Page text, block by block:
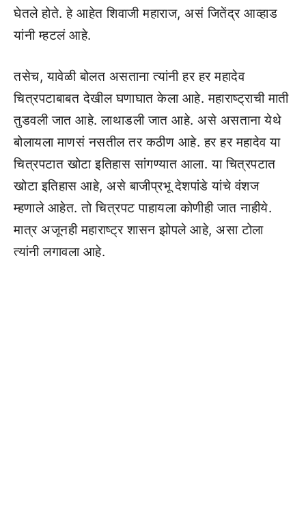
घेतले होते. हे आहेत शिवाजी महाराज, असं जितेंद्र आव्हाड
यांनी म्हटलं आहे.
तसेच, यावेळी बोलत असताना त्यांनी हर हर महादेव
चित्रपटाबाबत देखील घणाघात केला आहे. महाराष्ट्राची माती
तुडवली जात आहे. लाथाडली जात आहे. असे असताना येथे
बोलायला माणसं नसतील तर कठीण आहे. हर हर महादेव या
चित्रपटात खोटा इतिहास सांगण्यात आला. या चित्रपटात
खोटा इतिहास आहे, असे बाजीप्रभू देशपांडे यांचे वंशज
म्हणाले आहेत. तो चित्रपट पाहायला कोणीही जात नाहीये.
मात्र अजूनही महाराष्ट्र शासन झोपले आहे, असा टोला
त्यांनी लगावला आहे.